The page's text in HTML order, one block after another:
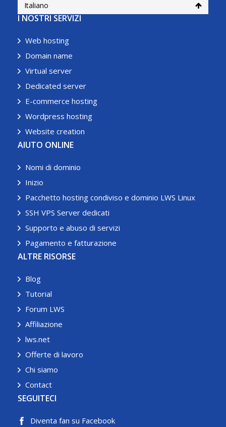
Italiano
I NOSTRI SERVIZI
Web hosting
Domain name
Virtual server
Dedicated server
E-commerce hosting
Wordpress hosting
Website creation
AIUTO ONLINE
Nomi di dominio
Inizio
Pacchetto hosting condiviso e dominio LWS Linux
SSH VPS Server dedicati
Supporto e abuso di servizi
Pagamento e fatturazione
ALTRE RISORSE
Blog
Tutorial
Forum LWS
Affiliazione
lws.net
Offerte di lavoro
Chi siamo
Contact
SEGUITECI
Diventa fan su Facebook